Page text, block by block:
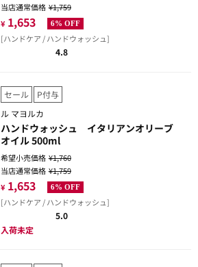
当店通常価格¥1,759
¥ 1,653 6% OFF
[ハンドケア / ハンドウォッシュ]
4.8
セール
P付与
ル マヨルカ
ハンドウォッシュ イタリアンオリーブ
オイル 500ml
希望小売価格¥1,760
当店通常価格¥1,759
¥ 1,653 6% OFF
[ハンドケア / ハンドウォッシュ]
5.0
入荷未定